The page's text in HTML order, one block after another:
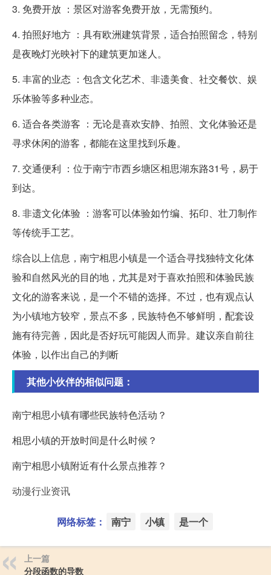
3. 免费开放 ：景区对游客免费开放，无需预约。
4. 拍照好地方 ：具有欧洲建筑背景，适合拍照留念，特别
是夜晚灯光映衬下的建筑更加迷人。
5. 丰富的业态 ：包含文化艺术、非遗美食、社交餐饮、娱
乐体验等多种业态。
6. 适合各类游客 ：无论是喜欢安静、拍照、文化体验还是
寻求休闲的游客，都能在这里找到乐趣。
7. 交通便利 ：位于南宁市西乡塘区相思湖东路31号，易于
到达。
8. 非遗文化体验 ：游客可以体验如竹编、拓印、壮刀制作
等传统手工艺。
综合以上信息，南宁相思小镇是一个适合寻找独特文化体
验和自然风光的目的地，尤其是对于喜欢拍照和体验民族
文化的游客来说，是一个不错的选择。不过，也有观点认
为小镇地方较窄，景点不多，民族特色不够鲜明，配套设
施有待完善，因此是否好玩可能因人而异。建议亲自前往
体验，以作出自己的判断
其他小伙伴的相似问题：
南宁相思小镇有哪些民族特色活动？
相思小镇的开放时间是什么时候？
南宁相思小镇附近有什么景点推荐？
动漫行业资讯
网络标签： 南宁 小镇 是一个
上一篇
分段函数的导数